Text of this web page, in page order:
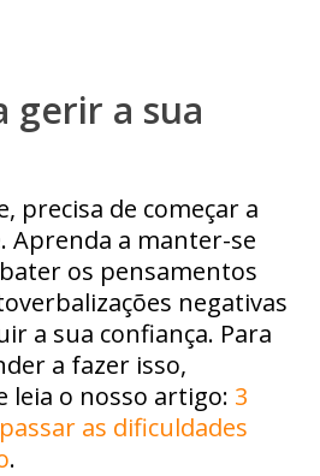
gerir a sua
precisa de começar a
Aprenda a manter-se
os pensamentos
negativas
a sua confiança. Para
a fazer isso,
leia o nosso artigo: 3
as dificuldades
.